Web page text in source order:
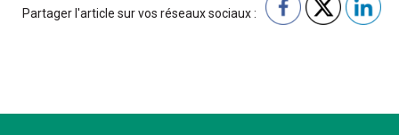
Partager l'article sur vos réseaux sociaux :